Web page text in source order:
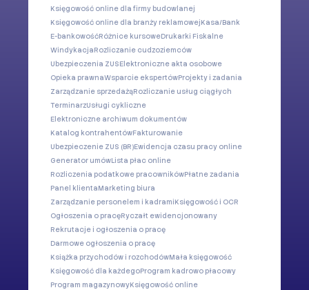
Księgowość online dla firmy budowlanej
Księgowość online dla branży reklamowejKasa/Bank
E-bankowośćRóżnice kursoweDrukarki Fiskalne
WindykacjaRozliczanie cudzoziemców
Ubezpieczenia ZUSElektroniczne akta osobowe
Opieka prawnaWsparcie ekspertówProjekty i zadania
Zarządzanie sprzedażąRozliczanie usług ciągłych
TerminarzUsługi cykliczne
Elektroniczne archiwum dokumentów
Katalog kontrahentówFakturowanie
Ubezpieczenie ZUS (BR)Ewidencja czasu pracy online
Generator umówLista płac online
Rozliczenia podatkowe pracownikówPłatne zadania
Panel klientaMarketing biura
Zarządzanie personelem i kadramiKsięgowość i OCR
Ogłoszenia o pracęRyczałt ewidencjonowany
Rekrutacje i ogłoszenia o pracę
Darmowe ogłoszenia o pracę
Książka przychodów i rozchodówMała księgowość
Księgowość dla każdegoProgram kadrowo płacowy
Program magazynowyKsięgowość online